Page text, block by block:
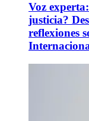
Voz
justicia?
reflexiones